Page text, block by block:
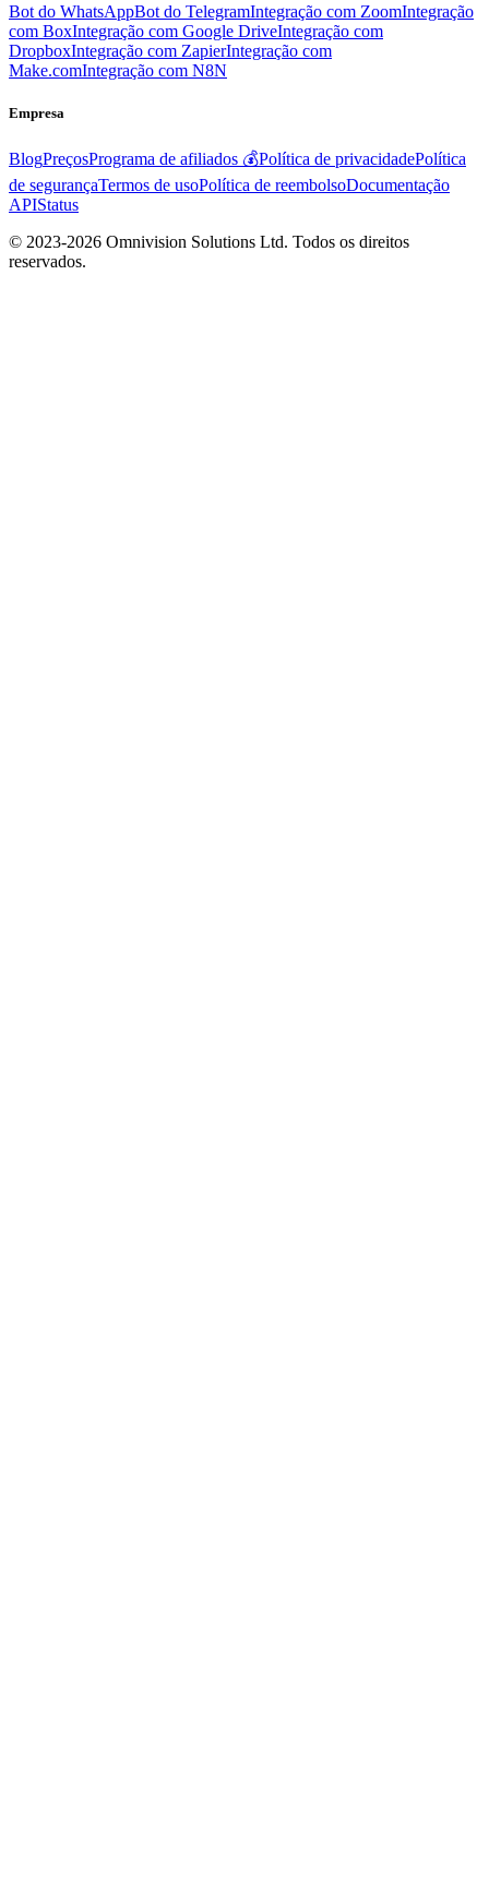
Bot do WhatsAppBot do TelegramIntegração com ZoomIntegração
com BoxIntegração com Google DriveIntegração com
DropboxIntegração com ZapierIntegração com
Make.comIntegração com N8N
Empresa
BlogPreçosPrograma de afiliados 💰Política de privacidadePolítica
de segurançaTermos de usoPolítica de reembolsoDocumentação
APIStatus
© 2023-2026 Omnivision Solutions Ltd. Todos os direitos
reservados.